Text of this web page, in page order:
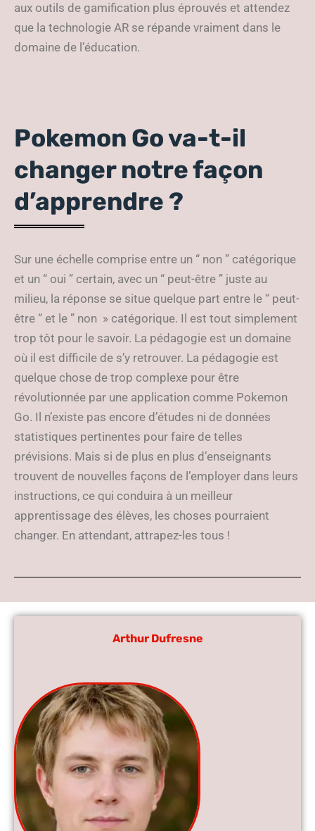
aux outils de gamification plus éprouvés et attendez
que la technologie AR se répande vraiment dans le
domaine de l’éducation.
Pokemon Go va-t-il
changer notre façon
d’apprendre ?
Sur une échelle comprise entre un “ non ” catégorique
et un “ oui ” certain, avec un “ peut-être ” juste au
milieu, la réponse se situe quelque part entre le “ peut-
être “ et le ” non » catégorique. Il est tout simplement
trop tôt pour le savoir. La pédagogie est un domaine
où il est difficile de s’y retrouver. La pédagogie est
quelque chose de trop complexe pour être
révolutionnée par une application comme Pokemon
Go. Il n’existe pas encore d’études ni de données
statistiques pertinentes pour faire de telles
prévisions. Mais si de plus en plus d’enseignants
trouvent de nouvelles façons de l’employer dans leurs
instructions, ce qui conduira à un meilleur
apprentissage des élèves, les choses pourraient
changer. En attendant, attrapez-les tous !
Arthur Dufresne